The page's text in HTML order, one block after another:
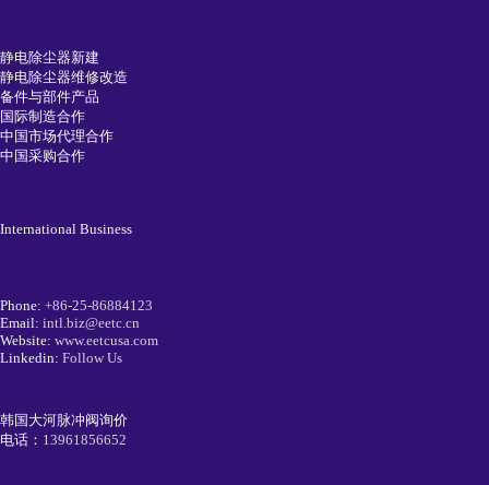
静电除尘器新建
静电除尘器维修改造
备件与部件产品
国际制造合作
中国市场代理合作
中国采购合作
International Business
Phone: +86-25-86884123
Email: intl.biz@eetc.cn
Website: www.eetcusa.com
Linkedin: Follow Us
韩国大河脉冲阀询价
电话： 13961856652